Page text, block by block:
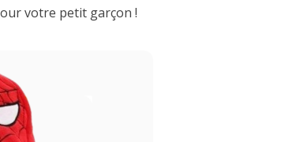
votre petit garçon !